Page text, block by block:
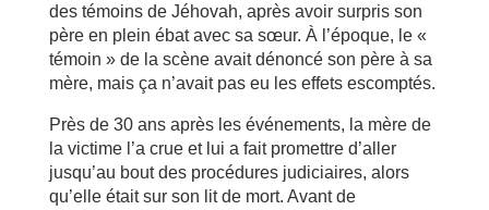
des témoins de Jéhovah, après avoir surpris son
père en plein ébat avec sa sœur. À l’époque, le «
témoin » de la scène avait dénoncé son père à sa
mère, mais ça n’avait pas eu les effets escomptés.
Près de 30 ans après les événements, la mère de
la victime l’a crue et lui a fait promettre d’aller
jusqu’au bout des procédures judiciaires, alors
qu’elle était sur son lit de mort. Avant de